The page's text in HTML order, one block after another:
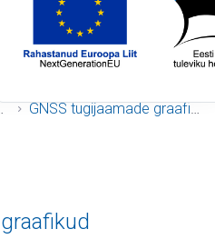
GNSS tugijaamade graafikud